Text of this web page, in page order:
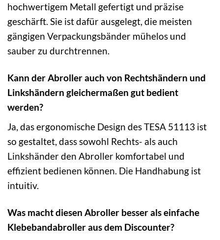
hochwertigem Metall gefertigt und präzise
geschärft. Sie ist dafür ausgelegt, die meisten
gängigen Verpackungsbänder mühelos und
sauber zu durchtrennen.
Kann der Abroller auch von Rechtshändern und
Linkshändern gleichermaßen gut bedient
werden?
Ja, das ergonomische Design des TESA 51113 ist
so gestaltet, dass sowohl Rechts- als auch
Linkshänder den Abroller komfortabel und
effizient bedienen können. Die Handhabung ist
intuitiv.
Was macht diesen Abroller besser als einfache
Klebebandabroller aus dem Discounter?